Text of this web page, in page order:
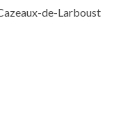
de-Larboust